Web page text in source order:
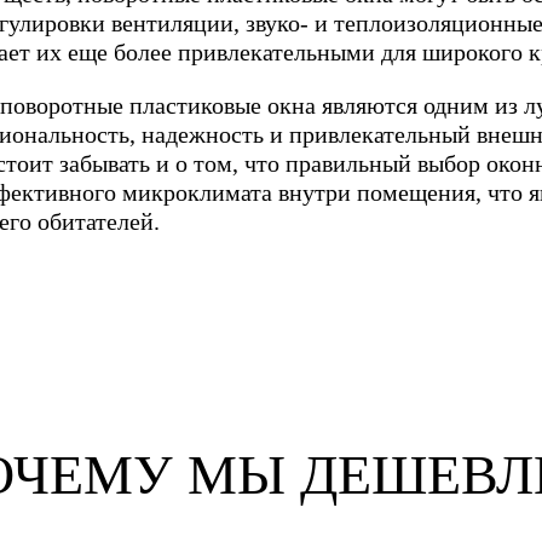
вентиляции, звуко- и
их еще более привлекательными для широкого
пластиковые окна являются одним из
надежность и привлекательный
забывать и о том, что правильный выбор
микроклимата внутри помещения, что
обитателей.
МЫ